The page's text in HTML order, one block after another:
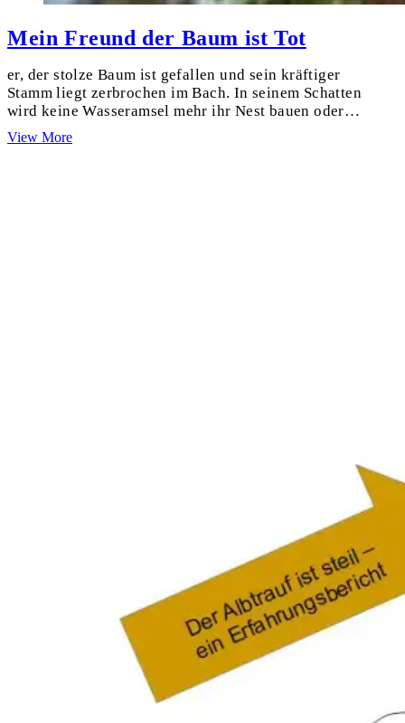
Mein Freund der Baum ist Tot
er, der stolze Baum ist gefallen und sein kräftiger
Stamm liegt zerbrochen im Bach. In seinem Schatten
wird keine Wasseramsel mehr ihr Nest bauen oder…
View MoreMein